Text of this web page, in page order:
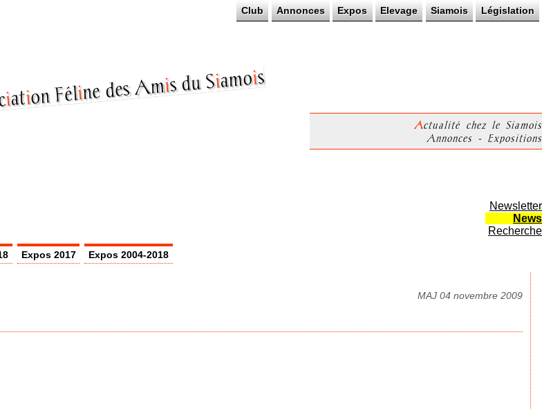
Club Annonces Expos Elevage Siamois Législation
iation Féline des Amis du Siamois
Actualité chez le Siamois
Annonces - Expositions
Newsletter
News
Recherche
Expos 2017 Expos 2004-2018
MAJ 04 novembre 2009